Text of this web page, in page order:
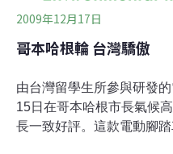
2009年12月17日
哥本哈根輪 台灣驕傲
由台灣留學生所參與研發
15日在哥本哈根市長氣候
長一致好評。這款電動腳